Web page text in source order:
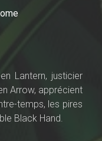
Lantern, justicier
Arrow, apprécient
temps, les pires
Black Hand.